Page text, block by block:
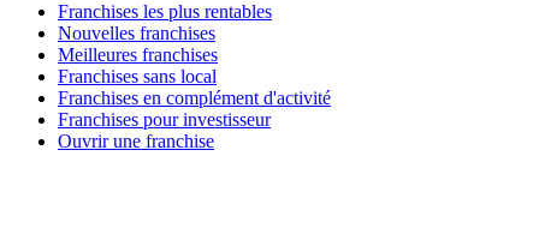
Franchises les plus rentables
Nouvelles franchises
Meilleures franchises
Franchises sans local
Franchises en complément d'activité
Franchises pour investisseur
Ouvrir une franchise